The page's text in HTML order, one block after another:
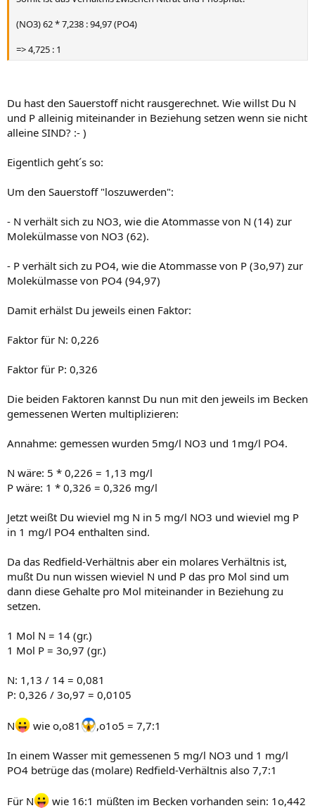
(NO3) 62 * 7,238 : 94,97 (PO4)
=> 4,725 : 1
Du hast den Sauerstoff nicht rausgerechnet. Wie willst Du N
und P alleinig miteinander in Beziehung setzen wenn sie nicht
alleine SIND? :- )
Eigentlich geht´s so:
Um den Sauerstoff "loszuwerden":
- N verhält sich zu NO3, wie die Atommasse von N (14) zur
Molekülmasse von NO3 (62).
- P verhält sich zu PO4, wie die Atommasse von P (3o,97) zur
Molekülmasse von PO4 (94,97)
Damit erhälst Du jeweils einen Faktor:
Faktor für N: 0,226
Faktor für P: 0,326
Die beiden Faktoren kannst Du nun mit den jeweils im Becken
gemessenen Werten multiplizieren:
Annahme: gemessen wurden 5mg/l NO3 und 1mg/l PO4.
N wäre: 5 * 0,226 = 1,13 mg/l
P wäre: 1 * 0,326 = 0,326 mg/l
Jetzt weißt Du wieviel mg N in 5 mg/l NO3 und wieviel mg P
in 1 mg/l PO4 enthalten sind.
Da das Redfield-Verhältnis aber ein molares Verhältnis ist,
mußt Du nun wissen wieviel N und P das pro Mol sind um
dann diese Gehalte pro Mol miteinander in Beziehung zu
setzen.
1 Mol N = 14 (gr.)
1 Mol P = 3o,97 (gr.)
N: 1,13 / 14 = 0,081
P: 0,326 / 3o,97 = 0,0105
N wie o,o81 ,o1o5 = 7,7:1
In einem Wasser mit gemessenen 5 mg/l NO3 und 1 mg/l
PO4 betrüge das (molare) Redfield-Verhältnis also 7,7:1
Für N
wie 16:1 müßten im Becken vorhanden sein: 1o,442